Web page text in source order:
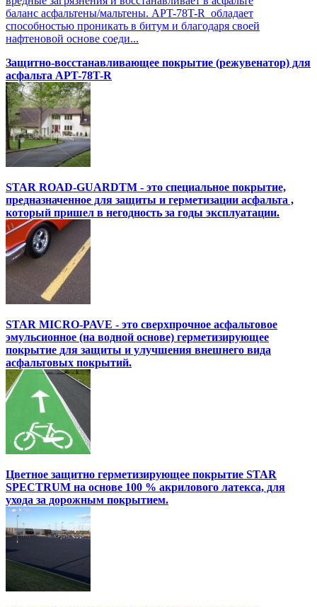
баланс асфальтены/мальтены. APT-78T-R обладает
способностью проникать в битум и благодаря своей
нафтеновой основе соеди...
Защитно-восстанавливающее покрытие (режувенатор) для
асфальта APT-78T-R
STAR ROAD-GUARDTM - это специальное покрытие,
предназначенное для защиты и герметизации асфальта ,
который пришел в негодность за годы эксплуатации.
STAR MICRO-PAVE - это сверхпрочное асфальтовое
эмульсионное (на водной основе) герметизирующее
покрытие для защиты и улучшения внешнего вида
асфальтовых покрытий.
Цветное защитно герметизирующее покрытие STAR
SPECTRUM на основе 100 % акрилового латекса, для
ухода за дорожным покрытием.